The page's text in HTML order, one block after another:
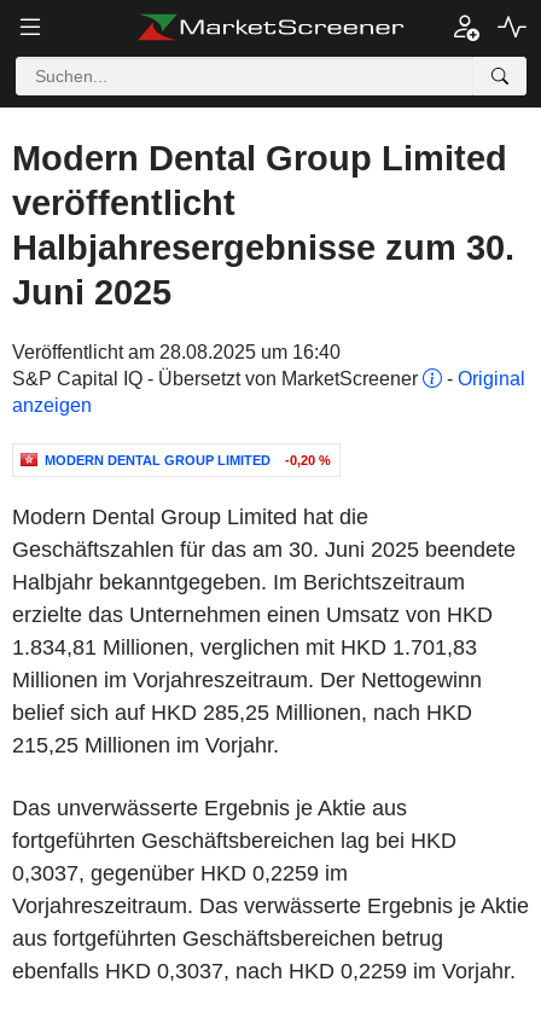
Modern Dental Group Limited
veröffentlicht
Halbjahresergebnisse zum 30.
Juni 2025
Veröffentlicht am 28.08.2025 um 16:40
S&P Capital IQ - Übersetzt von MarketScreener
- Original
anzeigen
MODERN DENTAL GROUP LIMITED -0,20 %
Modern Dental Group Limited hat die
Geschäftszahlen für das am 30. Juni 2025 beendete
Halbjahr bekanntgegeben. Im Berichtszeitraum
erzielte das Unternehmen einen Umsatz von HKD
1.834,81 Millionen, verglichen mit HKD 1.701,83
Millionen im Vorjahreszeitraum. Der Nettogewinn
belief sich auf HKD 285,25 Millionen, nach HKD
215,25 Millionen im Vorjahr.
Das unverwässerte Ergebnis je Aktie aus
fortgeführten Geschäftsbereichen lag bei HKD
0,3037, gegenüber HKD 0,2259 im
Vorjahreszeitraum. Das verwässerte Ergebnis je Aktie
aus fortgeführten Geschäftsbereichen betrug
ebenfalls HKD 0,3037, nach HKD 0,2259 im Vorjahr.